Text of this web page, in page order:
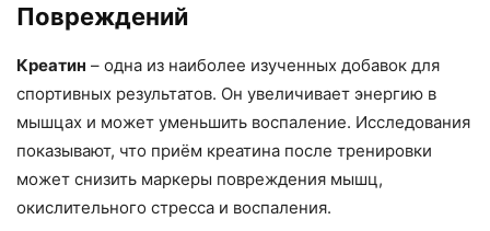
Повреждений
Креатин – одна из наиболее изученных добавок для
спортивных результатов. Он увеличивает энергию в
мышцах и может уменьшить воспаление. Исследования
показывают, что приём креатина после тренировки
может снизить маркеры повреждения мышц,
окислительного стресса и воспаления.